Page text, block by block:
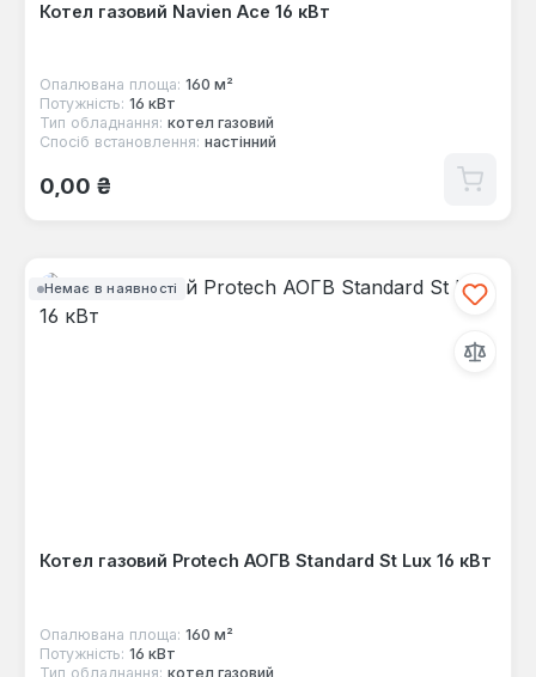
Котел газовий Navien Ace 16 кВт
Опалювана площа: 160 м²
Потужність: 16 кВт
Тип обладнання: котел газовий
Спосіб встановлення: настінний
Звичайна ціна:
0,00 ₴
Немає в наявності
Котел газовий Protech АОГВ Standard St Lux 16 кВт
Опалювана площа: 160 м²
Потужність: 16 кВт
Тип обладнання: котел газовий